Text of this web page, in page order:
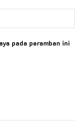
pada peramban ini